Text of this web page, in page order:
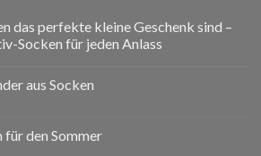
das perfekte kleine Geschenk sind –
Socken für jeden Anlass
aus Socken
für den Sommer